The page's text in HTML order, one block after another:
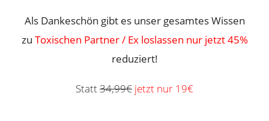
Als Dankeschön gibt es unser gesamtes Wissen
zu Toxischen Partner / Ex loslassen nur jetzt 45%
reduziert!
Statt34,99€ jetzt nur 19€